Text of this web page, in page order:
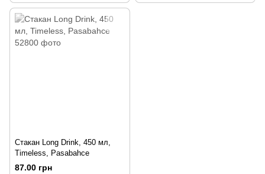
Стакан Long Drink, 450 мл,
Timeless, Pasabahce
87.00 грн